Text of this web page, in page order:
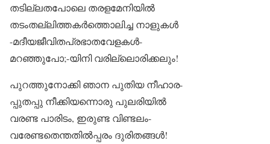
തടില്ലതപോലെ തരളമേനിയിൽ
തടംതല്ലിത്തകർത്തൊലിച്ച നാളുകൾ
-മദീയജീവിതപ്രഭാതവേളകൾ-
മറഞ്ഞുപോ;-യിനി വരില്ലൊരിക്കലും!
പുറത്തുനോക്കി ഞാന പുതിയ നീഹാര-
പ്പുതപ്പു നീക്കിയന്നൊരു പുലരിയിൽ
വരണ്ട പാരിടം, ഇരുണ്ട വിണ്ടലം-
വരേണ്ടതെന്തതിൽപ്പരം ദുരിതങ്ങൾ!